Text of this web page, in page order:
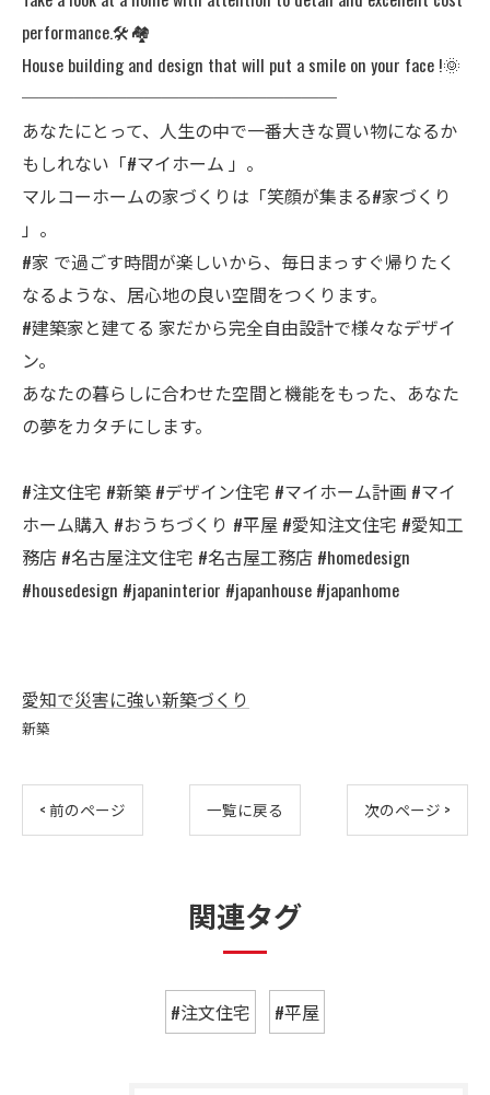
performance.🛠️🏘️
House building and design that will put a smile on your face !🌞
──────────────────
あなたにとって、人生の中で一番大きな買い物になるか
もしれない「#マイホーム 」。
マルコーホームの家づくりは「笑顔が集まる#家づくり
」。
#家 で過ごす時間が楽しいから、毎日まっすぐ帰りたく
なるような、居心地の良い空間をつくります。
#建築家と建てる 家だから完全自由設計で様々なデザイ
ン。
あなたの暮らしに合わせた空間と機能をもった、あなた
の夢をカタチにします。
#注文住宅 #新築 #デザイン住宅 #マイホーム計画 #マイ
ホーム購入 #おうちづくり #平屋 #愛知注文住宅 #愛知工
務店 #名古屋注文住宅 #名古屋工務店 #homedesign
#housedesign #japaninterior #japanhouse #japanhome
愛知で災害に強い新築づくり
新築
< 前のページ 一覧に戻る 次のページ >
関連タグ
#注文住宅 #平屋